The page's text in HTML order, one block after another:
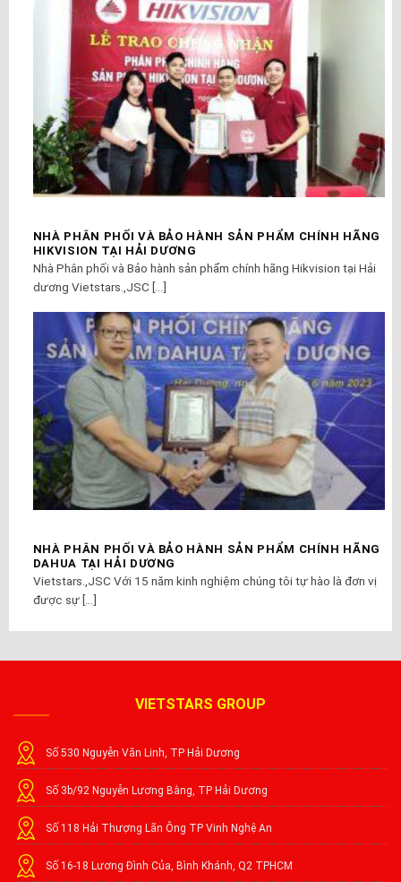
NHÀ PHÂN PHỐI VÀ BẢO HÀNH SẢN PHẨM CHÍNH HÃNG
HIKVISION TẠI HẢI DƯƠNG
Nhà Phân phối và Bảo hành sản phẩm chính hãng Hikvision tại Hải
dương Vietstars.,JSC [...]
NHÀ PHÂN PHỐI VÀ BẢO HÀNH SẢN PHẨM CHÍNH HÃNG
DAHUA TẠI HẢI DƯƠNG
Vietstars.,JSC Với 15 năm kinh nghiệm chúng tôi tự hào là đơn vị
được sự [...]
VIETSTARS GROUP
Số 530 Nguyễn Văn Linh, TP Hải Dương
Số 3b/92 Nguyễn Lương Bằng, TP Hải Dương
Số 118 Hải Thượng Lãn Ông TP Vinh Nghệ An
Số 16-18 Lương Đình Của, Bình Khánh, Q2 TPHCM